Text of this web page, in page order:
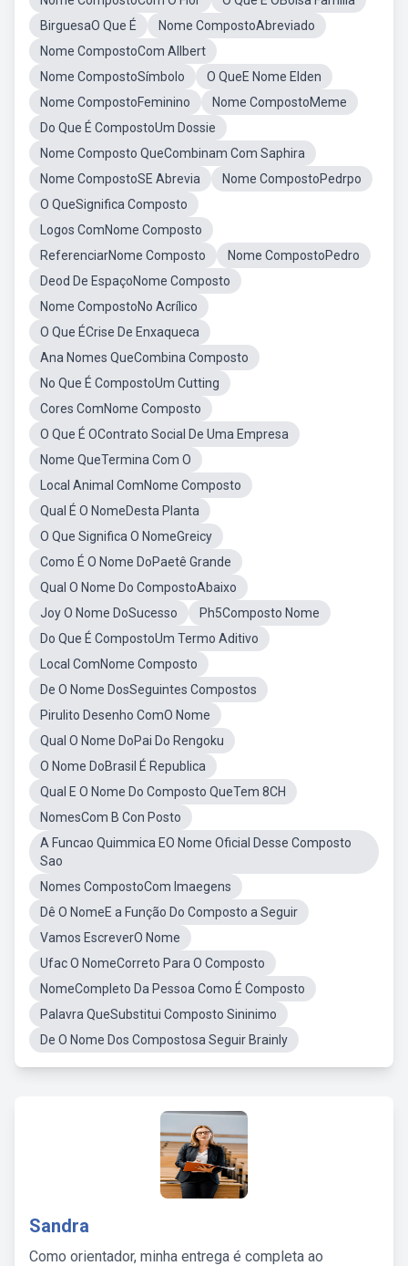
BirguesaO Que É
Nome CompostoAbreviado
Nome CompostoCom Allbert
Nome CompostoSímbolo
O QueE Nome Elden
Nome CompostoFeminino
Nome CompostoMeme
Do Que É CompostoUm Dossie
Nome Composto QueCombinam Com Saphira
Nome CompostoSE Abrevia
Nome CompostoPedrpo
O QueSignifica Composto
Logos ComNome Composto
ReferenciarNome Composto
Nome CompostoPedro
Deod De EspaçoNome Composto
Nome CompostoNo Acrílico
O Que ÉCrise De Enxaqueca
Ana Nomes QueCombina Composto
No Que É CompostoUm Cutting
Cores ComNome Composto
O Que É OContrato Social De Uma Empresa
Nome QueTermina Com O
Local Animal ComNome Composto
Qual É O NomeDesta Planta
O Que Significa O NomeGreicy
Como É O Nome DoPaetê Grande
Qual O Nome Do CompostoAbaixo
Joy O Nome DoSucesso
Ph5Composto Nome
Do Que É CompostoUm Termo Aditivo
Local ComNome Composto
De O Nome DosSeguintes Compostos
Pirulito Desenho ComO Nome
Qual O Nome DoPai Do Rengoku
O Nome DoBrasil É Republica
Qual E O Nome Do Composto QueTem 8CH
NomesCom B Con Posto
A Funcao Quimmica EO Nome Oficial Desse Composto
Sao
Nomes CompostoCom Imaegens
Dê O NomeE a Função Do Composto a Seguir
Vamos EscreverO Nome
Ufac O NomeCorreto Para O Composto
NomeCompleto Da Pessoa Como É Composto
Palavra QueSubstitui Composto Sininimo
De O Nome Dos Compostosa Seguir Brainly
Sandra
Como orientador, minha entrega é completa ao